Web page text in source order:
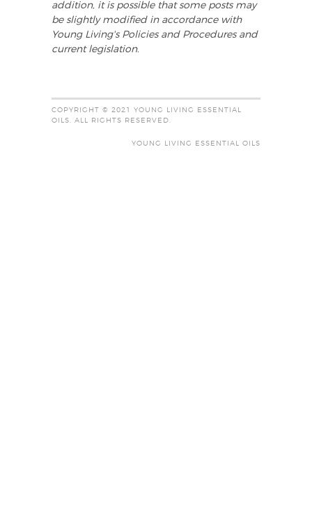
addition, it is possible that some posts may
be slightly modified in accordance with
Young Living's Policies and Procedures and
current legislation.
COPYRIGHT © 2021 YOUNG LIVING ESSENTIAL
OILS. ALL RIGHTS RESERVED.
YOUNG LIVING ESSENTIAL OILS